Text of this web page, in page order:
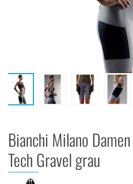
Bianchi Milano
Tech Gravel grau